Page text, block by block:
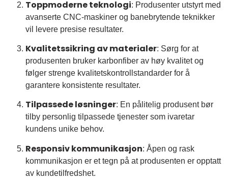
Toppmoderne teknologi: Produsenter utstyrt med
avanserte CNC-maskiner og banebrytende teknikker
vil levere presise resultater.
Kvalitetssikring av materialer: Sørg for at
produsenten bruker karbonfiber av høy kvalitet og
følger strenge kvalitetskontrollstandarder for å
garantere konsistente resultater.
Tilpassede løsninger: En pålitelig produsent bør
tilby personlig tilpassede tjenester som ivaretar
kundens unike behov.
Responsiv kommunikasjon: Åpen og rask
kommunikasjon er et tegn på at produsenten er opptatt
av kundetilfredshet.